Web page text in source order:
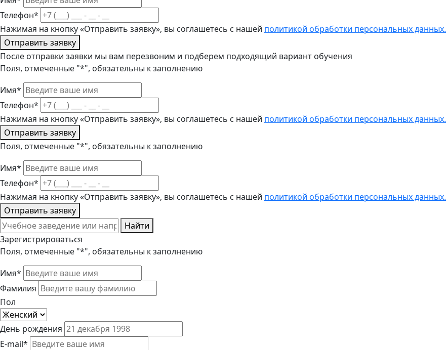
Телефон*
Нажимая на кнопку «Отправить заявку», вы соглашетесь с нашей политикой обработки персональных данных.
Отправить заявку
После отправки заявки мы вам перезвоним и подберем подходящий вариант обучения
Поля, отмеченные "*", обязательны к заполнению
Имя*
Телефон*
Нажимая на кнопку «Отправить заявку», вы соглашетесь с нашей политикой обработки персональных данных.
Отправить заявку
Поля, отмеченные "*", обязательны к заполнению
Имя*
Телефон*
Нажимая на кнопку «Отправить заявку», вы соглашетесь с нашей политикой обработки персональных данных.
Отправить заявку
Найти
Зарегистрироваться
Поля, отмеченные "*", обязательны к заполнению
Имя*
Фамилия
Пол
День рождения
E-mail*